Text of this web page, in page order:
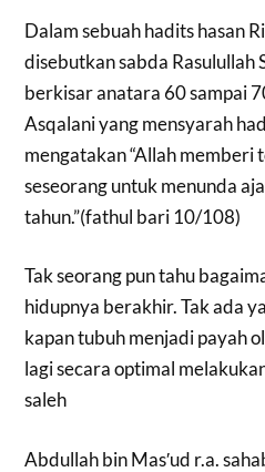
Dalam sebuah hadits hasan
disebutkan sabda Rasulullah
berkisar anatara 60 sampai
Asqalani yang mensyarah
mengatakan “Allah memberi
seseorang untuk menunda
tahun.”(fathul bari 10/108)
Tak seorang pun tahu
hidupnya berakhir. Tak ada
kapan tubuh menjadi payah
lagi secara optimal
saleh
Abdullah bin Mas′ud r.a.